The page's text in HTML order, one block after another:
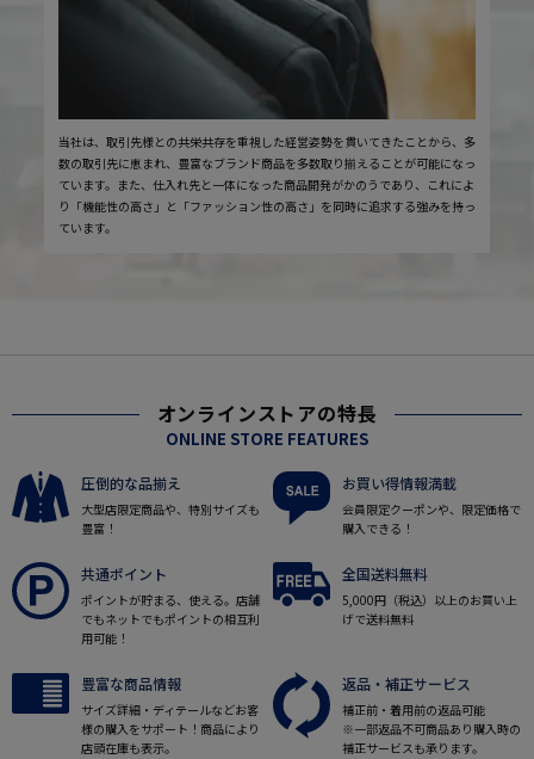
当社は、取引先様との共栄共存を重視した経営姿勢を貫いてきたことから、多
数の取引先に恵まれ、豊富なブランド商品を多数取り揃えることが可能になっ
ています。また、仕入れ先と一体になった商品開発がかのうであり、これによ
り「機能性の高さ」と「ファッション性の高さ」を同時に追求する強みを持っ
ています。
オンラインストアの特長
ONLINE STORE FEATURES
圧倒的な品揃え
大型店限定商品や、特別サイズも
豊富！
お買い得情報満載
会員限定クーポンや、限定価格で
購入できる！
共通ポイント
ポイントが貯まる、使える。店舗
でもネットでもポイントの相互利
用可能！
全国送料無料
5,000円（税込）以上のお買い上
げで送料無料
豊富な商品情報
サイズ詳細・ディテールなどお客
様の購入をサポート！商品により
店頭在庫も表示。
返品・補正サービス
補正前・着用前の返品可能
※一部返品不可商品あり購入時の
補正サービスも承ります。